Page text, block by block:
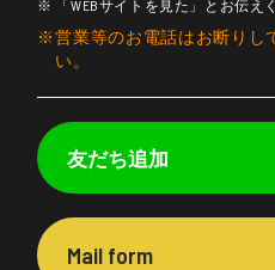
「WEBサイトを見た」とお伝え
営業等のお電話はお断りし
い。
友だち追加
Mail form